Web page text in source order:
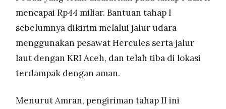
mencapai Rp44 miliar. Bantuan tahap I
sebelumnya dikirim melalui jalur udara
menggunakan pesawat Hercules serta jalur
laut dengan KRI Aceh, dan telah tiba di lokasi
terdampak dengan aman.
Menurut Amran, pengiriman tahap II ini